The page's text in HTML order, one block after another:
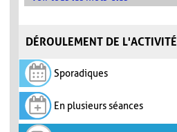
DÉROULEMENT DE L'ACTIVITÉ
Sporadiques
En plusieurs séances